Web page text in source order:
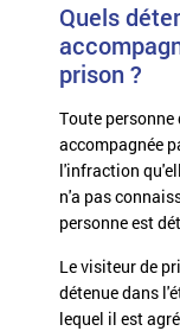
Quels
prison ?
Toute personne
accompagnée
l'infraction
n'a pas
personne est
Le visiteur de
détenue dans
lequel il est